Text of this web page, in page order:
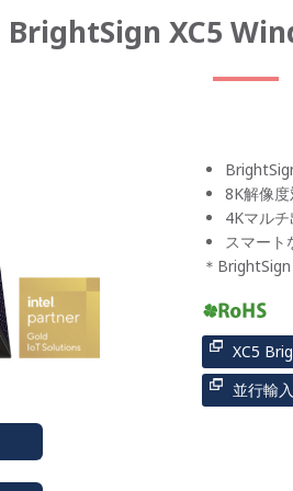
BrightSign XC5
8K解像
4Kマル
スマート
＊
XC5
並行輸